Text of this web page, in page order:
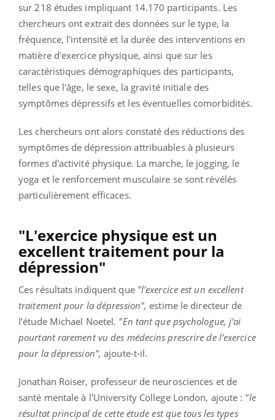
sur 218 études impliquant 14.170 participants. Les
chercheurs ont extrait des données sur le type, la
fréquence, l'intensité et la durée des interventions en
matière d'exercice physique, ainsi que sur les
caractéristiques démographiques des participants,
telles que l'âge, le sexe, la gravité initiale des
symptômes dépressifs et les éventuelles comorbidités.
Les chercheurs ont alors constaté des réductions des
symptômes de dépression attribuables à plusieurs
formes d'activité physique. La marche, le jogging, le
yoga et le renforcement musculaire se sont révélés
particulièrement efficaces.
"L'exercice physique est un
excellent traitement pour la
dépression"
Ces résultats indiquent que "l'exercice est un excellent
traitement pour la dépression", estime le directeur de
l’étude Michael Noetel. "En tant que psychologue, j'ai
pourtant rarement vu des médecins prescrire de l'exercice
pour la dépression", ajoute-t-il.
Jonathan Roiser, professeur de neurosciences et de
santé mentale à l'University College London, ajoute : "le
résultat principal de cette étude est que tous les types